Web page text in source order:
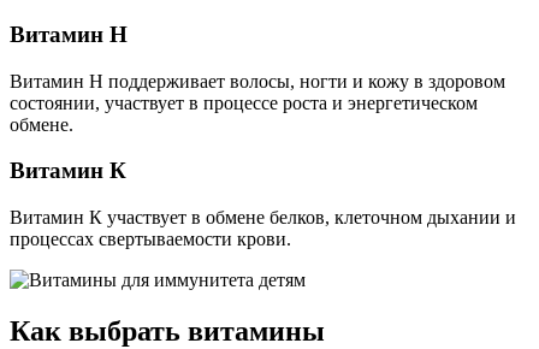
Витамин Н
Витамин Н поддерживает волосы, ногти и кожу в здоровом
состоянии, участвует в процессе роста и энергетическом
обмене.
Витамин К
Витамин К участвует в обмене белков, клеточном дыхании и
процессах свертываемости крови.
Как выбрать витамины